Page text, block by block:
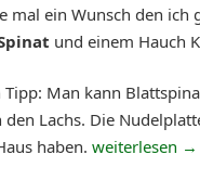
mal ein Wunsch den ich
und einem Hauch
Tipp: Man kann
Lachs. Die
haben. weiterlesen →